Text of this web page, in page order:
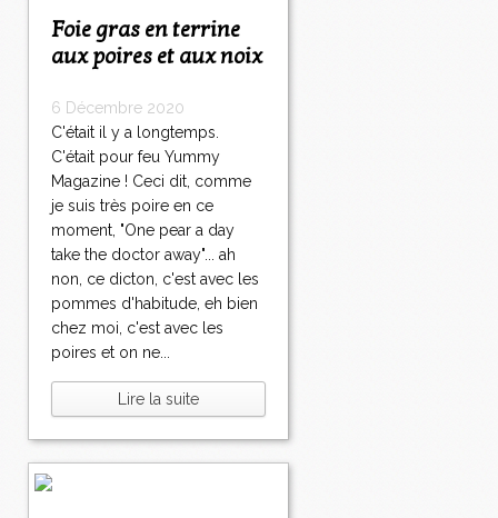
Foie gras en terrine
aux poires et aux noix
6 Décembre 2020
C'était il y a longtemps.
C'était pour feu Yummy
Magazine ! Ceci dit, comme
je suis très poire en ce
moment, "One pear a day
take the doctor away"... ah
non, ce dicton, c'est avec les
pommes d'habitude, eh bien
chez moi, c'est avec les
poires et on ne...
Lire la suite